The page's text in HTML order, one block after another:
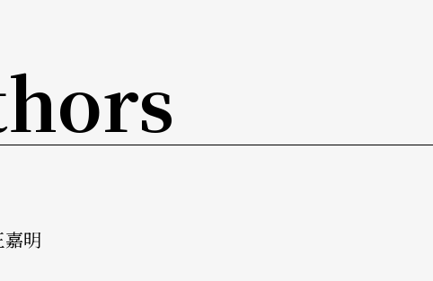
也牵涉到系统中演出空间和观众两条支线）。《理查三
为用了学生演员就不好看，更不会因为换了资深演员会
个系统，同样地，资深演员也会刺激我想些办法整他
车场》的朋友曾说：「如果这戏换一批演员会更好
于这批年轻人的，不一样就是不一样，这也是制作过程
嘉明